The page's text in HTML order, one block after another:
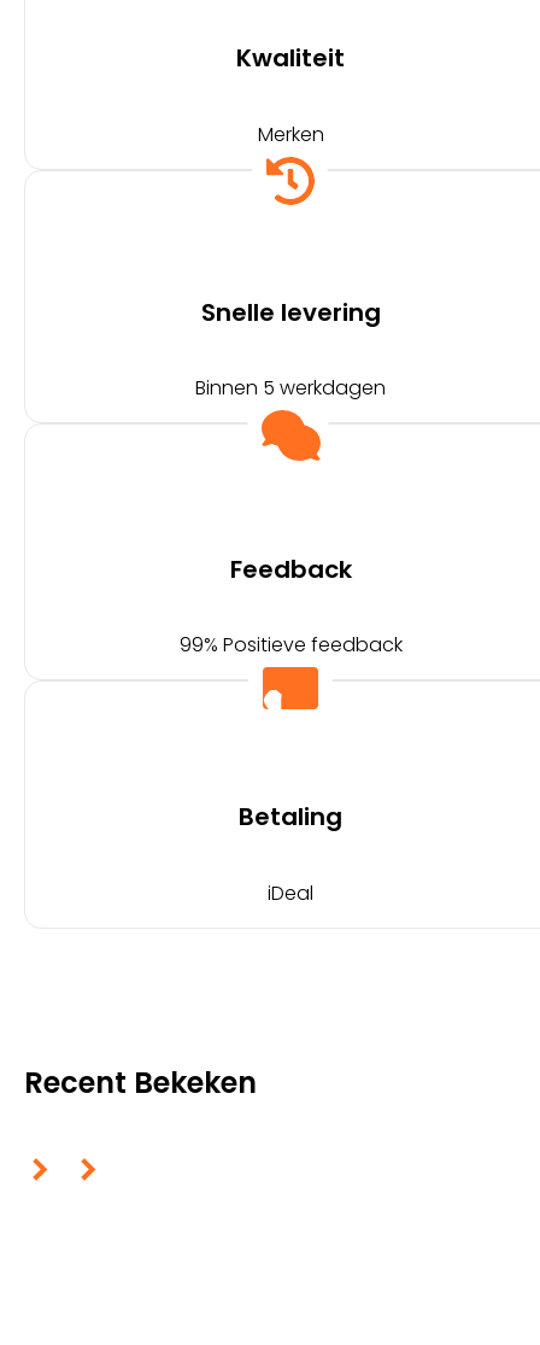
Kwaliteit
Merken
Snelle levering
Binnen 5 werkdagen
Feedback
99% Positieve feedback
Betaling
iDeal
Recent Bekeken